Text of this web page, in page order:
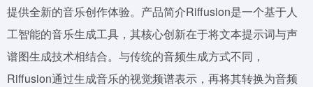
提供全新的音乐创作体验。产品简介Riffusion是一个基于人
工智能的音乐生成工具，其核心创新在于将文本提示词与声
谱图生成技术相结合。与传统的音频生成方式不同，
Riffusion通过生成音乐的视觉频谱表示，再将其转换为音频